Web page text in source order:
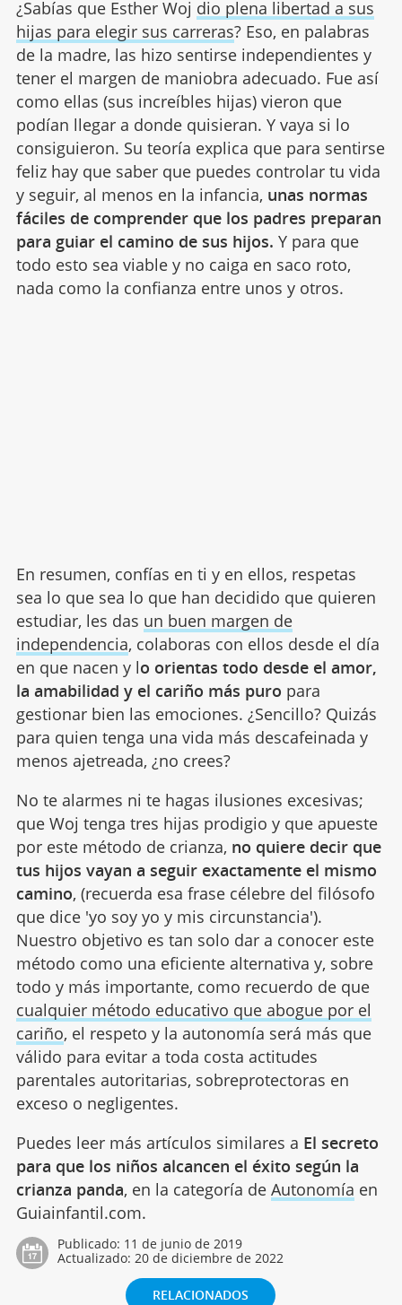
¿Sabías que Esther Woj dio plena libertad a sus
hijas para elegir sus carreras? Eso, en palabras
de la madre, las hizo sentirse independientes y
tener el margen de maniobra adecuado. Fue así
como ellas (sus increíbles hijas) vieron que
podían llegar a donde quisieran. Y vaya si lo
consiguieron. Su teoría explica que para sentirse
feliz hay que saber que puedes controlar tu vida
y seguir, al menos en la infancia, unas normas
fáciles de comprender que los padres preparan
para guiar el camino de sus hijos. Y para que
todo esto sea viable y no caiga en saco roto,
nada como la confianza entre unos y otros.
En resumen, confías en ti y en ellos, respetas
sea lo que sea lo que han decidido que quieren
estudiar, les das un buen margen de
independencia, colaboras con ellos desde el día
en que nacen y lo orientas todo desde el amor,
la amabilidad y el cariño más puro para
gestionar bien las emociones. ¿Sencillo? Quizás
para quien tenga una vida más descafeinada y
menos ajetreada, ¿no crees?
No te alarmes ni te hagas ilusiones excesivas;
que Woj tenga tres hijas prodigio y que apueste
por este método de crianza, no quiere decir que
tus hijos vayan a seguir exactamente el mismo
camino, (recuerda esa frase célebre del filósofo
que dice 'yo soy yo y mis circunstancia').
Nuestro objetivo es tan solo dar a conocer este
método como una eficiente alternativa y, sobre
todo y más importante, como recuerdo de que
cualquier método educativo que abogue por el
cariño, el respeto y la autonomía será más que
válido para evitar a toda costa actitudes
parentales autoritarias, sobreprotectoras en
exceso o negligentes.
Puedes leer más artículos similares a El secreto
para que los niños alcancen el éxito según la
crianza panda, en la categoría de Autonomía en
Guiainfantil.com.
Publicado: 11 de junio de 2019
Actualizado: 20 de diciembre de 2022
RELACIONADOS